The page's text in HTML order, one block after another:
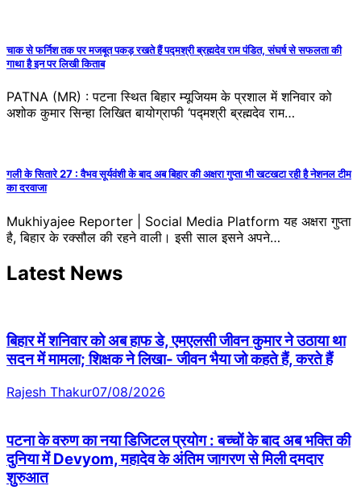
चाक से फर्निश तक पर मजबूत पकड़ रखते हैं पद्मश्री ब्रह्मदेव राम पंडित, संघर्ष से सफलता की
गाथा है इन पर लिखी किताब
PATNA (MR) : पटना स्थित बिहार म्यूजियम के प्रशाल में शनिवार को
अशोक कुमार सिन्हा लिखित बायोग्राफी ‘पद्मश्री ब्रह्मदेव राम…
गली के सितारे 27 : वैभव सूर्यवंशी के बाद अब बिहार की अक्षरा गुप्ता भी खटखटा रही है नेशनल टीम
का दरवाजा
Mukhiyajee Reporter | Social Media Platform यह अक्षरा गुप्ता
है, बिहार के रक्सौल की रहने वाली। इसी साल इसने अपने…
Latest News
बिहार में शनिवार को अब हाफ डे, एमएलसी जीवन कुमार ने उठाया था
सदन में मामला; शिक्षक ने लिखा- जीवन भैया जो कहते हैं, करते हैं
Rajesh Thakur07/08/2026
पटना के वरुण का नया डिजिटल प्रयोग : बच्चों के बाद अब भक्ति की
दुनिया में Devyom, महादेव के अंतिम जागरण से मिली दमदार
शुरुआत